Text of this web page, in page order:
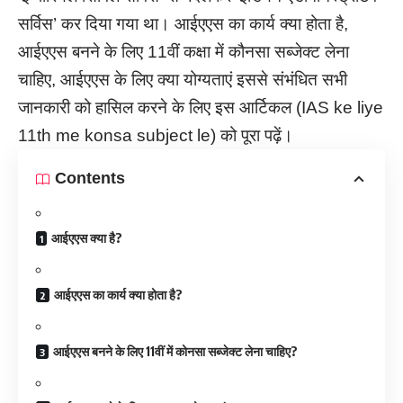
सर्विस’ कर दिया गया था। आईएएस का कार्य क्या होता है,
आईएएस बनने के लिए 11वीं कक्षा में कौनसा सब्जेक्ट लेना
चाहिए, आईएएस के लिए क्या योग्यताएं इससे संभंधित सभी
जानकारी को हासिल करने के लिए इस आर्टिकल (IAS ke liye
11th me konsa subject le) को पूरा पढ़ें।
Contents
आईएएस क्या है?
आईएएस का कार्य क्या होता है?
आईएएस बनने के लिए 11वीं में कोनसा सब्जेक्ट लेना चाहिए?